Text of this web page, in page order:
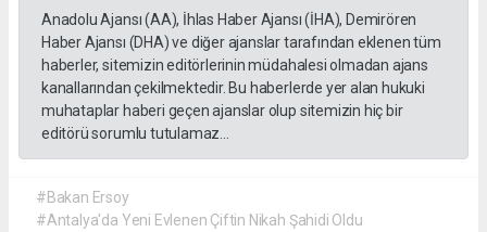
Anadolu Ajansı (AA), İhlas Haber Ajansı (İHA), Demirören
Haber Ajansı (DHA) ve diğer ajanslar tarafından eklenen tüm
haberler, sitemizin editörlerinin müdahalesi olmadan ajans
kanallarından çekilmektedir. Bu haberlerde yer alan hukuki
muhataplar haberi geçen ajanslar olup sitemizin hiç bir
editörü sorumlu tutulamaz...
#Bakan Ersoy
#Antalya'da Yeni Evlenen Çiftin Nikah Şahidi Oldu